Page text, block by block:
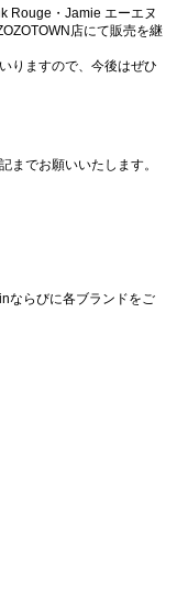
Rouge・Jamie エーエヌ
店にて販売を継
りますので、今後はぜひ
までお願いいたします。
ならびに各ブランドをご